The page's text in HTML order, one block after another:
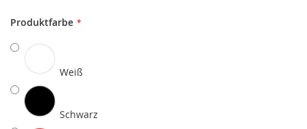
Produktfarbe
Weiß
Schwarz